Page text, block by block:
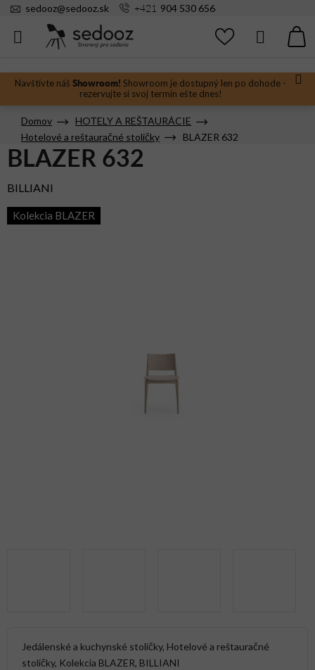
Prejsť
Navštívte náš Showroom! Showroom je dostupný len po dohode -
rezervujte si svoj termín ešte dnes!
sedooz@sedooz.sk +421 904 530 656
Hľadať
Domov
HOTELY A REŠTAURÁCIE
Hotelové a reštauračné stoličky
BLAZER 632
Jedálenské a kuchynské stoličky, Hotelové a reštauračné
stoličky, Kolekcia BLAZER, BILLIANI
BLAZER 632
BILLIANI
Kolekcia BLAZER